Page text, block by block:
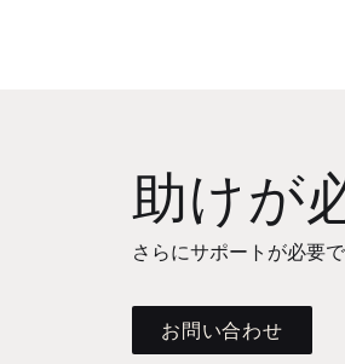
助けが
さらにサポートが必要
お問い合わせ